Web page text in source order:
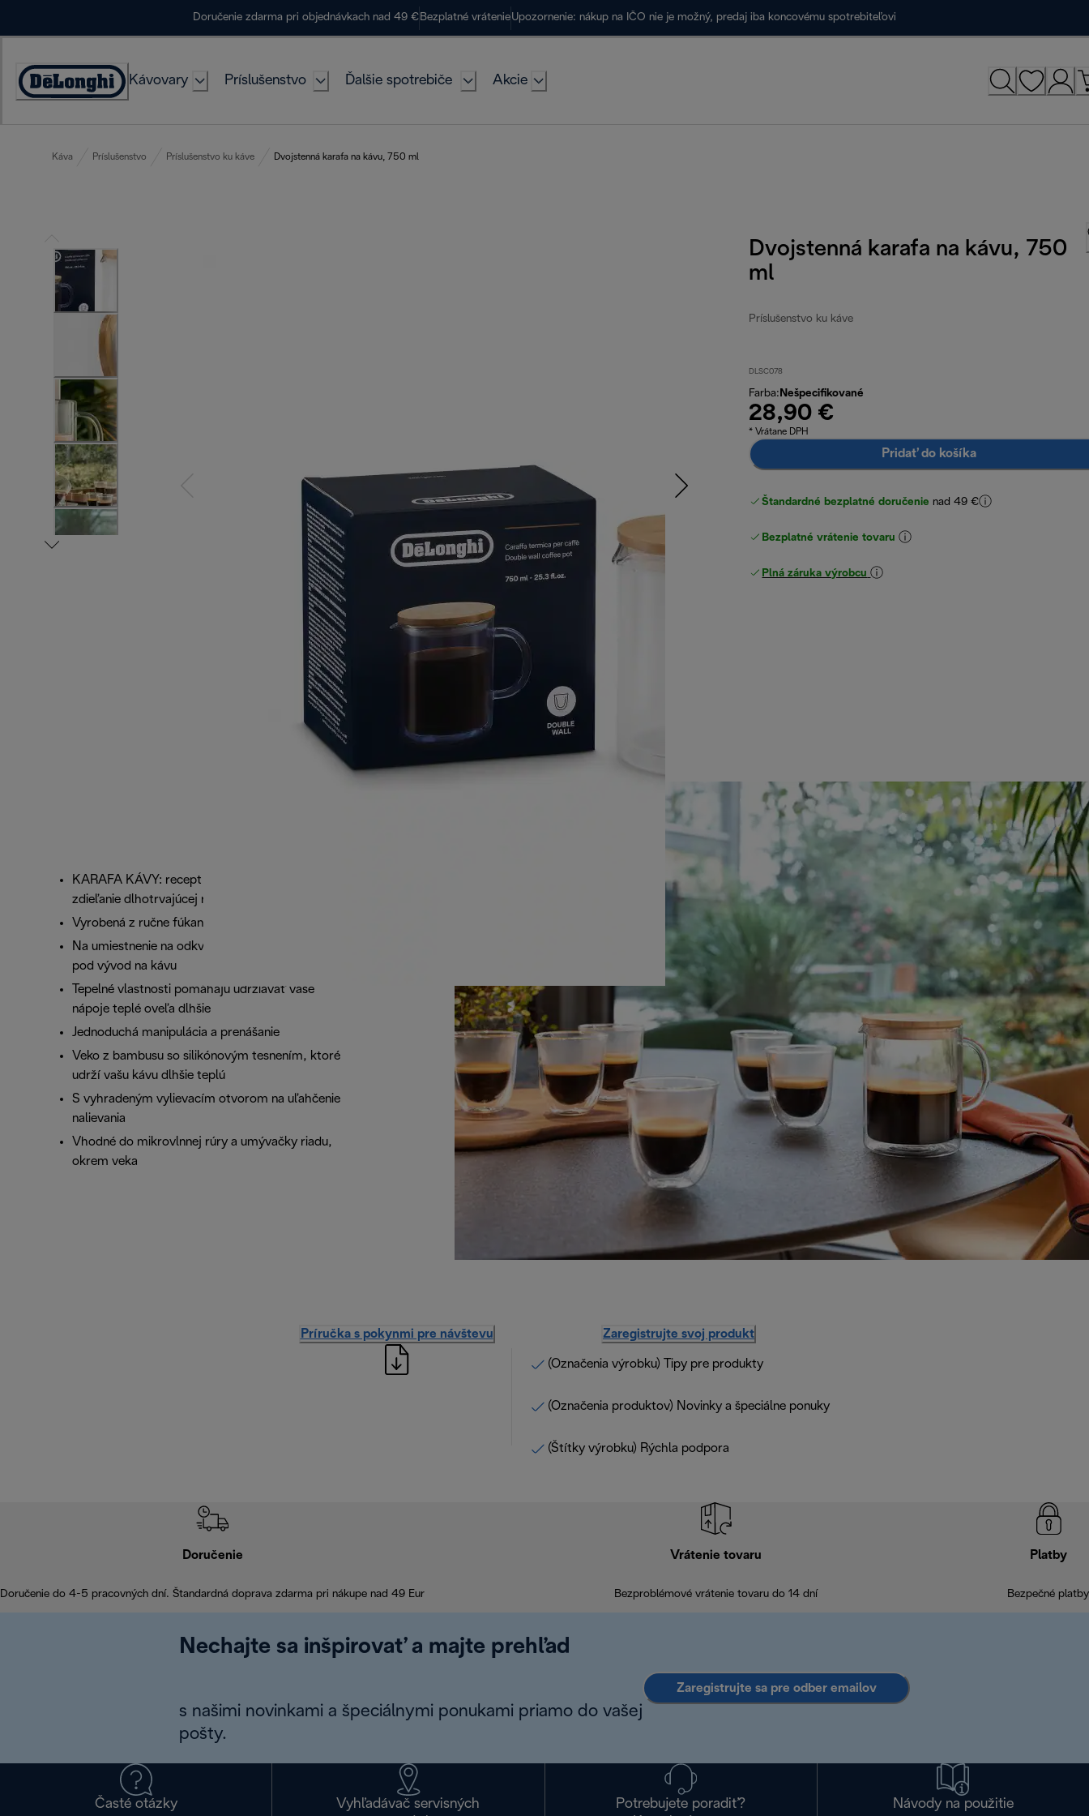
Doručenie zdarma pri objednávkach nad 49 € Bezplatné vrátenieUpozornenie: nákup na IČO nie je možný, predaj iba koncovému spotrebiteľovi
Accessibility
Kávovary Príslušenstvo Ďalšie spotrebiče Akcie
Káva Príslušenstvo Príslušenstvo ku káve Dvojstenná karafa na kávu, 750 ml
Dvojstenná karafa na kávu, 750
ml
Príslušenstvo ku káve
DLSC078
Farba: Nešpecifikované
28,90 €
* Vrátane DPH
Pridať do košíka
Štandardné bezplatné doručenie nad 49 €
Bezplatné vrátenie tovaru
Plná záruka výrobcu
KARAFA KÁVY: recept na báze espressa na
zdieľanie dlhotrvajúcej radosti z pitia kávy
Vyrobená z ručne fúkaného borosilikátového skla
Na umiestnenie na odkvapkávaciu tácku prístroja
pod vývod na kávu
Tepelné vlastnosti pomáhajú udržiavať vaše
nápoje teplé oveľa dlhšie
Jednoduchá manipulácia a prenášanie
Veko z bambusu so silikónovým tesnením, ktoré
udrží vašu kávu dlhšie teplú
S vyhradeným vylievacím otvorom na uľahčenie
nalievania
Vhodné do mikrovlnnej rúry a umývačky riadu,
okrem veka
Príručka s pokynmi pre návštevu Zaregistrujte svoj produkt
(Označenia výrobku) Tipy pre produkty
(Označenia produktov) Novinky a špeciálne ponuky
(Štítky výrobku) Rýchla podpora
Doručenie
Doručenie do 4-5 pracovných dní. Štandardná doprava zdarma pri nákupe nad 49 Eur
Vrátenie tovaru
Bezproblémové vrátenie tovaru do 14 dní
Platby
Bezpečné platby
Nechajte sa inšpirovať a majte prehľad
s našimi novinkami a špeciálnymi ponukami priamo do vašej
pošty.
Zaregistrujte sa pre odber emailov
Časté otázky
Vyhľadávač servisných
Potrebujete poradiť?
Návody na použitie